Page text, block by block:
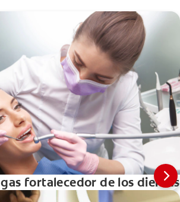
fortalecedor de los dientes